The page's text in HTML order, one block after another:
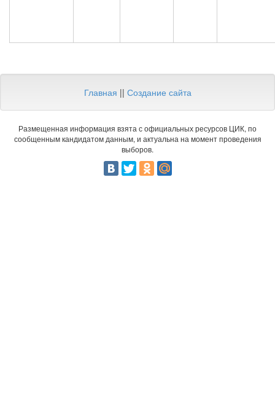
Главная || Создание сайта
Размещенная информация взята с официальных ресурсов ЦИК, по
сообщенным кандидатом данным, и актуальна на момент проведения
выборов.